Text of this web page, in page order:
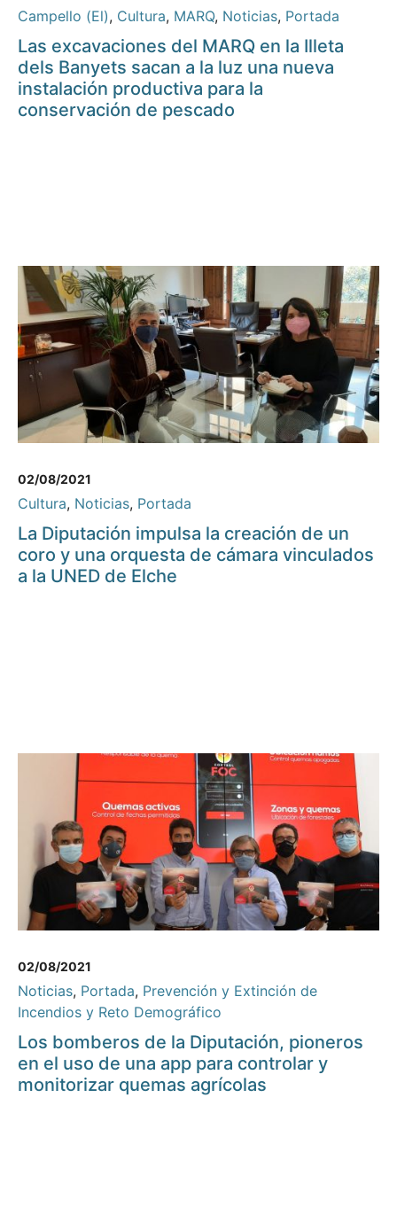
Campello (El), Cultura, MARQ, Noticias, Portada
Las excavaciones del MARQ en la Illeta
dels Banyets sacan a la luz una nueva
instalación productiva para la
conservación de pescado
02/08/2021
Cultura, Noticias, Portada
La Diputación impulsa la creación de un
coro y una orquesta de cámara vinculados
a la UNED de Elche
02/08/2021
Noticias, Portada, Prevención y Extinción de
Incendios y Reto Demográfico
Los bomberos de la Diputación, pioneros
en el uso de una app para controlar y
monitorizar quemas agrícolas